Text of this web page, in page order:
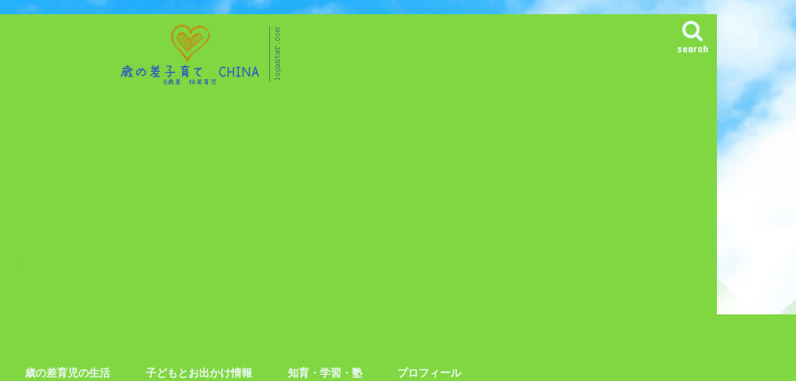
search
歳の差育児の生活 子どもとお出かけ情報 知育・学習・塾 プロフィール